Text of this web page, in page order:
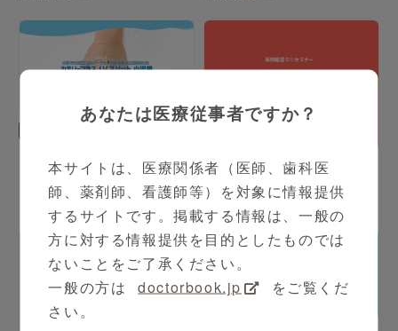
2:33
ット 小児用】貼り方・はが
し方ご紹介動画
PR
内科
医院経営ミニセミナー 診療
DXの重要性～なぜDXを進
める必要があるのか？～
あなたは医療従事者ですか？
本サイトは、医療関係者（医師、歯科医
師、薬剤師、看護師等）を対象に情報提供
するサイトです。掲載する情報は、一般の
方に対する情報提供を目的としたものでは
ないことをご了承ください。
一般の方は
doctorbook.jp
をご覧くだ
さい。